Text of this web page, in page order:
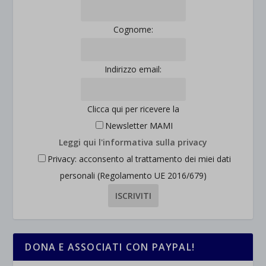
Cognome:
Indirizzo email:
Clicca qui per ricevere la
Newsletter MAMI
Leggi qui l'informativa sulla privacy
Privacy: acconsento al trattamento dei miei dati
personali (Regolamento UE 2016/679)
DONA E ASSOCIATI CON PAYPAL!